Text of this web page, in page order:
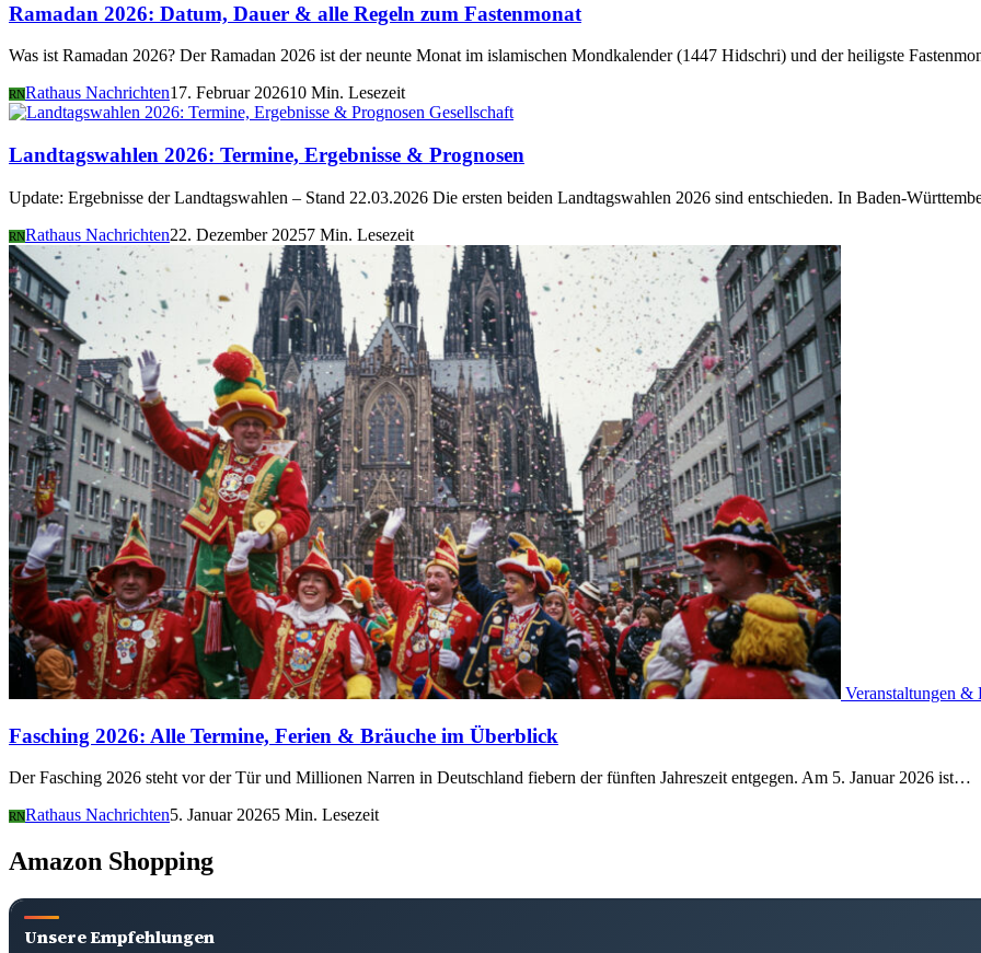
Ramadan 2026: Datum, Dauer & alle Regeln zum Fastenmonat
Was ist Ramadan 2026? Der Ramadan 2026 ist der neunte Monat im islamischen Mondkalender (1447 Hidschri) und der heiligste
RNRathaus Nachrichten17. Februar 202610 Min. Lesezeit
Gesellschaft
Landtagswahlen 2026: Termine, Ergebnisse & Prognosen
Update: Ergebnisse der Landtagswahlen – Stand 22.03.2026 Die ersten beiden Landtagswahlen 2026 sind entschieden. In Baden-
RNRathaus Nachrichten22. Dezember 20257 Min. Lesezeit
Veranstaltungen &
Fasching 2026: Alle Termine, Ferien & Bräuche im Überblick
Der Fasching 2026 steht vor der Tür und Millionen Narren in Deutschland fiebern der fünften Jahreszeit entgegen. Am 5. Januar 2026 ist…
RNRathaus Nachrichten5. Januar 20265 Min. Lesezeit
Amazon Shopping
Unsere Empfehlungen